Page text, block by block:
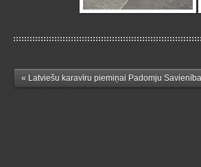
« Latviešu karavīru piemiņai Padomju